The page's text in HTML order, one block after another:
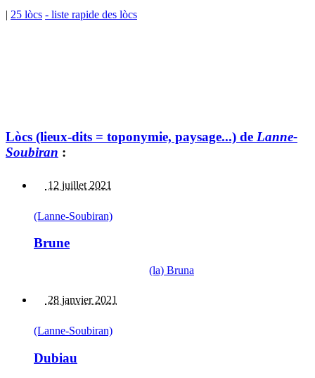
| 25 lòcs - liste rapide des lòcs
Lòcs (lieux-dits = toponymie, paysage...) de Lanne-
Soubiran :
12 juillet 2021
(Lanne-Soubiran)
Brune
(la) Bruna
28 janvier 2021
(Lanne-Soubiran)
Dubiau